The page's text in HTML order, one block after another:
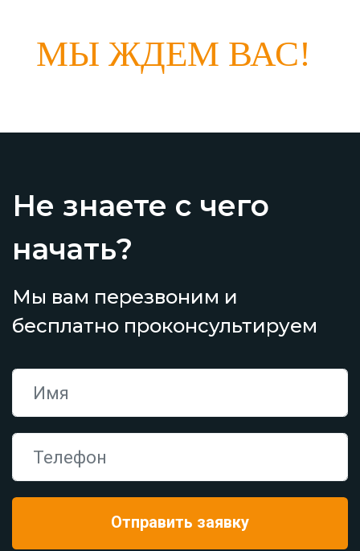
МЫ ЖДЕМ ВАС!
Не знаете с чего
начать?
Мы вам перезвоним и
бесплатно проконсультируем